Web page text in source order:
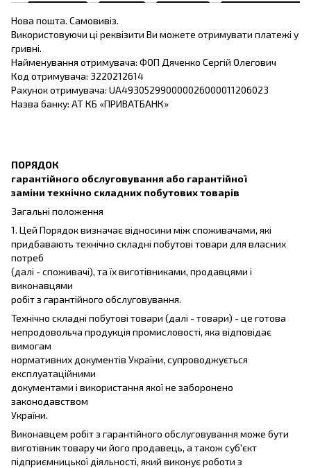
Нова пошта. Самовивіз.
Використовуючи ці реквізити Ви можете отримувати платежі у
гривні.
Найменування отримувача: ФОП Дяченко Сергій Олегович
Код отримувача: 3220212614
Рахунок отримувача: UA493052990000026000011206023
Назва банку: АТ КБ «ПРИВАТБАНК»
ПОРЯДОК
гарантійного обслуговування або гарантійної
заміни технічно складних побутових товарів
Загальні положення
1. Цей Порядок визначає відносини між споживачами, які
придбавають технічно складні побутові товари для власних
потреб
(далі - споживачі), та їх виготівниками, продавцями і
виконавцями
робіт з гарантійного обслуговування.
Технічно складні побутові товари (далі - товари) - це готова
непродовольча продукція промисловості, яка відповідає
вимогам
нормативних документів України, супроводжується
експлуатаційними
документами і використання якої не заборонено
законодавством
України.
Виконавцем робіт з гарантійного обслуговування може бути
виготівник товару чи його продавець, а також суб'єкт
підприємницької діяльності, який виконує роботи з